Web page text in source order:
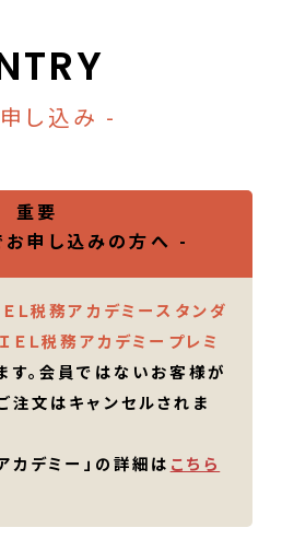
し込み -
重要
申し込みの方へ -
Ｌ税務アカデミースタンダ
ＥＬ税務アカデミープレミ
す。会員ではないお客様が
注文はキャンセルされま
カデミー」の詳細は こちら